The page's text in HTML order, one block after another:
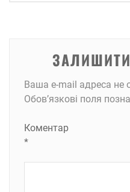
Ваша e-mail адреса
Обов’язкові поля
Коментар
*